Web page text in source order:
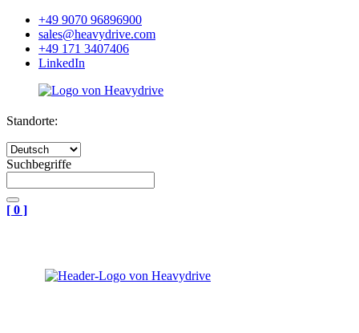
+49 9070 96896900
sales@heavydrive.com
+49 171 3407406
LinkedIn
Standorte:
Suchbegriffe
[ 0 ]